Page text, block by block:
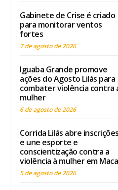
Gabinete de Crise é criado
para monitorar ventos
fortes
7 de agosto de 2026
Iguaba Grande promove
ações do Agosto Lilás para
combater violência contra
mulher
6 de agosto de 2026
Corrida Lilás abre inscrições
e une esporte e
conscientização contra a
violência à mulher em
5 de agosto de 2026